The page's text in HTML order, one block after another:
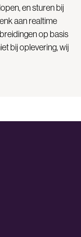
en sturen bij
aan realtime
op basis
bij oplevering, wij